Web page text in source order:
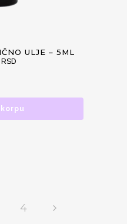
ULJE – 5ML
RSD
4